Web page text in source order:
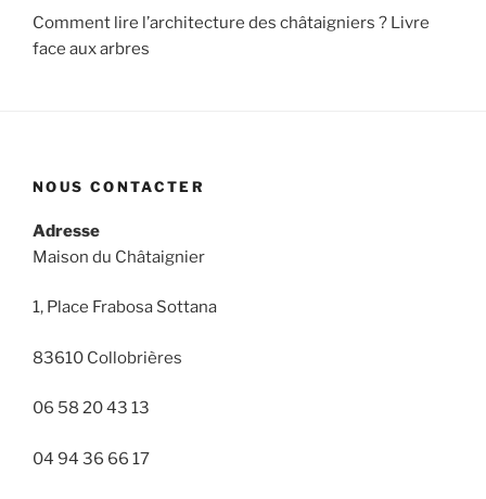
Comment lire l’architecture des châtaigniers ? Livre
face aux arbres
NOUS CONTACTER
Adresse
Maison du Châtaignier
1, Place Frabosa Sottana
83610 Collobrières
06 58 20 43 13
04 94 36 66 17